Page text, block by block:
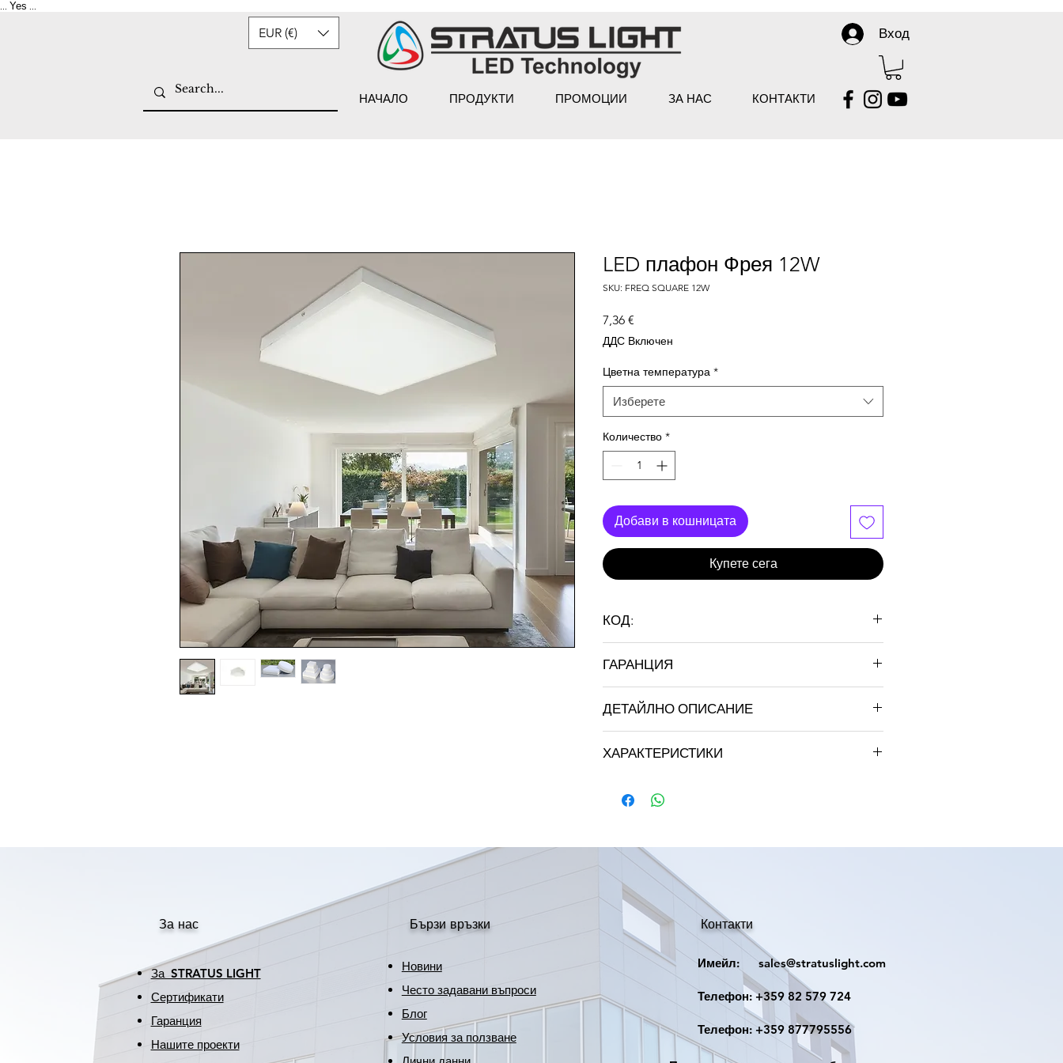
Yes
EUR (€) Вход
НАЧАЛО ПРОДУКТИ ПРОМОЦИИ ЗА НАС КОНТАКТИ
LED плафон Фрея 12W
SKU: FREQ SQUARE 12W
7,36 €
ДДС Включен
Цветна температура *
Изберете
Количество *
Добави в кошницата
Купете сега
КОД:
ГАРАНЦИЯ
ДЕТАЙЛНО ОПИСАНИЕ
Тип
Интензитет на
светлината
Размери
Височина 55mm
0.350 kg.
Защита IP44
ХАРАКТЕРИСТИКИ
Цвят: бял
За нас
За STRATUS LIGHT
Сертификати
Гаранция
Нашите проекти
Бързи връзки
Новини
Често задавани въпроси
Блог
Условия за ползване
Контакти
Имейл: sales@stratuslight.com
Телефон:+359 82 579 724
Телефон: +359 877795556